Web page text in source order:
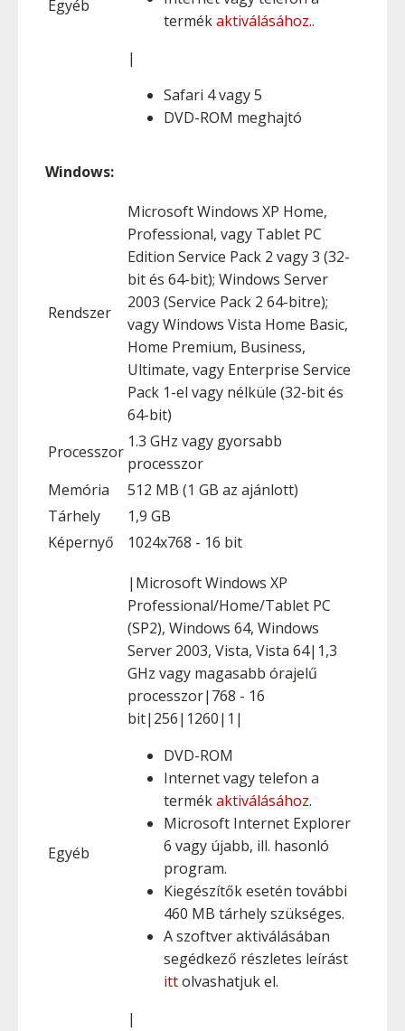
Egyéb
termékaktiválásához..
|
Safari 4 vagy 5
DVD-ROM meghajtó
Windows:
Rendszer
Microsoft Windows XP Home,
Professional, vagy Tablet PC
Edition Service Pack 2 vagy 3 (32-
bit és 64-bit); Windows Server
2003 (Service Pack 2 64-bitre);
vagy Windows Vista Home Basic,
Home Premium, Business,
Ultimate, vagy Enterprise Service
Pack 1-el vagy nélküle (32-bit és
64-bit)
Processzor
1.3 GHz vagy gyorsabb
processzor
Memória
512 MB (1 GB az ajánlott)
Tárhely
1,9 GB
Képernyő
1024x768 - 16 bit
Egyéb
|Microsoft Windows XP
Professional/Home/Tablet PC
(SP2), Windows 64, Windows
Server 2003, Vista, Vista 64|1,3
GHz vagy magasabb órajelű
processzor|768 - 16
bit|256|1260|1|
DVD-ROM
Internet vagy telefon a
termékaktiválásához.
Microsoft Internet Explorer
6 vagy újabb, ill. hasonló
program.
Kiegészítők esetén további
460 MB tárhely szükséges.
A szoftver aktiválásában
segédkező részletes leírást
ittolvashatjuk el.
|